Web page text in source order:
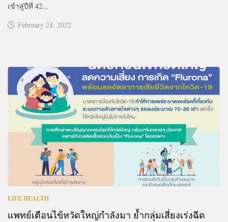
เข้าสู่ปีที่ 42...
February 24, 2022
LIFE HEALTH
แพทย์เตือนไข้หวัดใหญ่กำลังมา ย้ำกลุ่มเสี่ยงเร่งฉีด